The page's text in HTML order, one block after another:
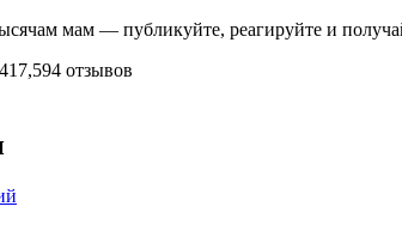
мам — публикуйте, реагируйте и
отзывов